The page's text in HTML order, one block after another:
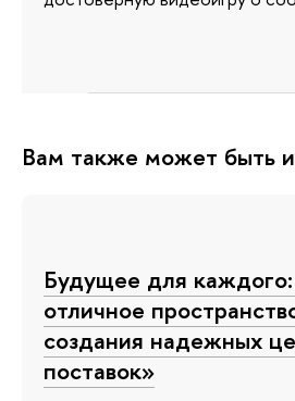
Вам также может быть
Будущее для
отличное
создания надежных
поставок»